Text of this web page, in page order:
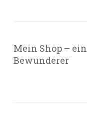
Mein Shop –
Bewunderer